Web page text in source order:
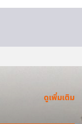
ดูเพิ่มเติม